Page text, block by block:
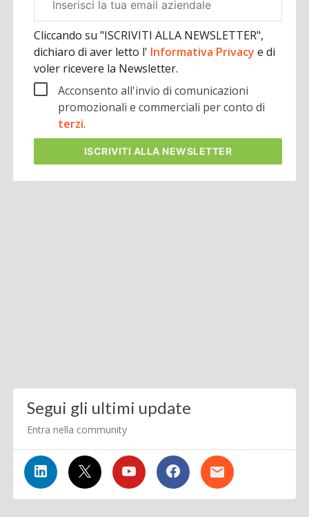
aziendale
Cliccando su "ISCRIVITI ALLA NEWSLETTER",
dichiaro di aver letto l' Informativa Privacye di
voler ricevere la Newsletter.
Acconsento all'invio di comunicazioni
promozionali e commerciali per conto di
terzi.
ISCRIVITI ALLA NEWSLETTER
Segui gli ultimi update
Entra nella community